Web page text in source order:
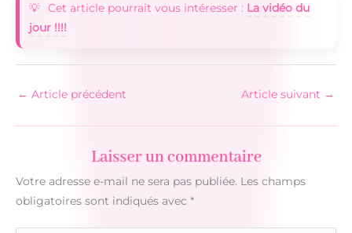
Cet article pourrait vous intéresser : La vidéo du
jour !!!!
← Article précédent Article suivant →
Laisser un commentaire
Votre adresse e-mail ne sera pas publiée. Les champs
obligatoires sont indiqués avec *